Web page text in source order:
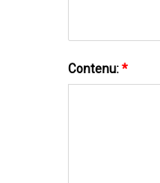
Contenu:*